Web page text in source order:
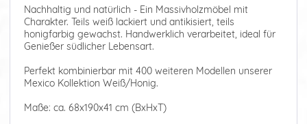
Nachhaltig und natürlich - Ein Massivholzmöbel mit
Charakter. Teils weiß lackiert und antikisiert, teils
honigfarbig gewachst. Handwerklich verarbeitet, ideal für
Genießer südlicher Lebensart.
Perfekt kombinierbar mit 400 weiteren Modellen unserer
Mexico Kollektion Weiß/Honig.
Maße: ca. 68x190x41 cm (BxHxT)